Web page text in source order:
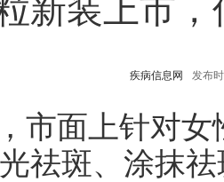
新装上市
疾病信息网 发布
面上针对女
祛斑、涂抹